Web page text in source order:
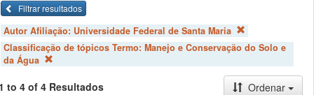
Filtrar resultados
Autor Afiliação: Universidade Federal de Santa Maria
Classificação de tópicos Termo: Manejo e Conservação do Solo e
da Água
to 4 of 4 Resultados
Ordenar